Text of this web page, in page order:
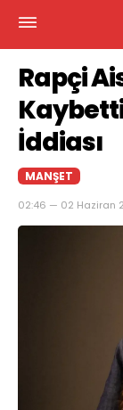
Rapçi
İddiası
MANŞET
02:46 — 02 Haziran